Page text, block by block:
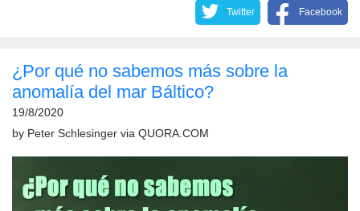
Twitter Facebook
¿Por qué no sabemos más sobre la
anomalía del mar Báltico?
19/8/2020
by Peter Schlesinger via QUORA.COM